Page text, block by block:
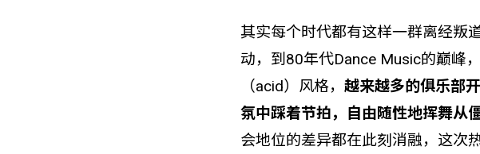
其实每个时代都有这样一群离经叛
动，到80年代Dance Music的巅峰
（acid）风格， 越来越多的俱乐部
氛中踩着节拍，自由随性地挥舞从
会地位的差异都在此刻消融，这次